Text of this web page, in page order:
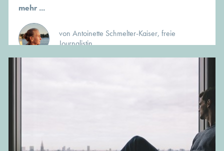
mehr ...
von Antoinette Schmelter-Kaiser, freie
Journalistin